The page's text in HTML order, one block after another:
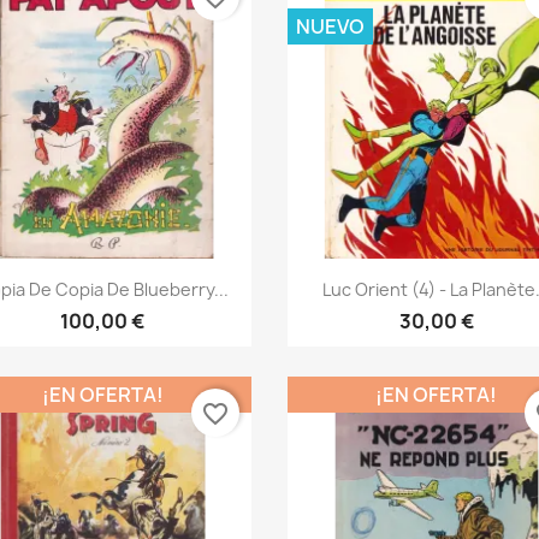
Vista rápida
De Copia De Blueberry...
100,00 €
Vista rápida
Luc Orient (4) - La
30,00 €
NUEVO
¡EN OFERTA!
favorite_border
¡EN OFERTA!